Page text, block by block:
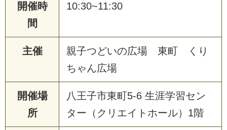
開催時
間
10:30~11:30
主催
親子つどいの広場 東町 くり
ちゃん広場
開催場
所
八王子市東町5-6 生涯学習セン
ター（クリエイトホール）1階